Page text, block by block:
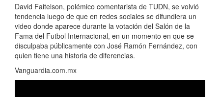
David Faitelson, polémico comentarista de TUDN, se volvió
tendencia luego de que en redes sociales se difundiera un
video donde aparece durante la votación del Salón de la
Fama del Futbol Internacional, en un momento en que se
disculpaba públicamente con José Ramón Fernández, con
quien tiene una historia de diferencias.
Vanguardia.com.mx